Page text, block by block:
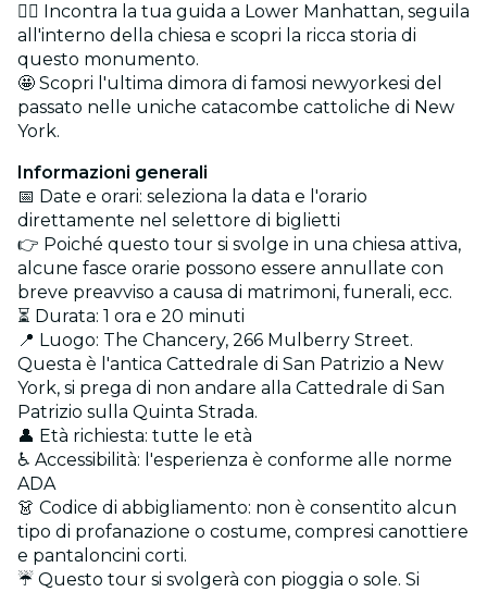
🚶‍♂️ Incontra la tua guida a Lower Manhattan, seguila
all'interno della chiesa e scopri la ricca storia di
questo monumento.
🤩 Scopri l'ultima dimora di famosi newyorkesi del
passato nelle uniche catacombe cattoliche di New
York.
Informazioni generali
📅 Date e orari: seleziona la data e l'orario
direttamente nel selettore di biglietti
👉 Poiché questo tour si svolge in una chiesa attiva,
alcune fasce orarie possono essere annullate con
breve preavviso a causa di matrimoni, funerali, ecc.
⏳ Durata: 1 ora e 20 minuti
📍 Luogo: The Chancery, 266 Mulberry Street.
Questa è l'antica Cattedrale di San Patrizio a New
York, si prega di non andare alla Cattedrale di San
Patrizio sulla Quinta Strada.
👤 Età richiesta: tutte le età
♿ Accessibilità: l'esperienza è conforme alle norme
ADA
👗 Codice di abbigliamento: non è consentito alcun
tipo di profanazione o costume, compresi canottiere
e pantaloncini corti.
☔ Questo tour si svolgerà con pioggia o sole. Si